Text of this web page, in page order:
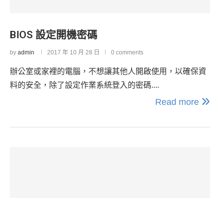
BIOS 設定開機密碼
by admin 2017 年 10 月 28 日 0 comments
辦公室或家裡的電腦，不想讓其他人開啟使用，以確保資
料的安全，除了設定作業系統登入的密碼....
Read more